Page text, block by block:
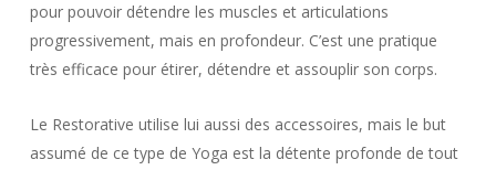
pour pouvoir détendre les muscles et articulations
progressivement, mais en profondeur. C’est une pratique
très efficace pour étirer, détendre et assouplir son corps.
Le Restorative utilise lui aussi des accessoires, mais le but
assumé de ce type de Yoga est la détente profonde de tout